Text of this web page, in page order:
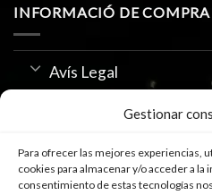
Gestionar
Para ofrecer las mejores experiencias,
cookies para almacenar y/o acceder a
consentimiento de estas tecnologías
INFORMACIÓ DE COMPRA
Avís Legal
Política de Privacitat
Us de Cookies